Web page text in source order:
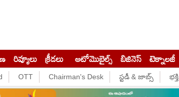
రివ్యూలు క్రీడలు ఆటోమొబైల్స్ బిజినెస్‌ టెక్నాలజీ
OTT Chairman's Desk స్టడీ & జాబ్స్ భక్తి